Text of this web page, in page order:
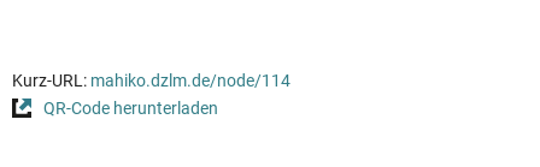
Kurz-URL: mahiko.dzlm.de/node/114
QR-Code herunterladen